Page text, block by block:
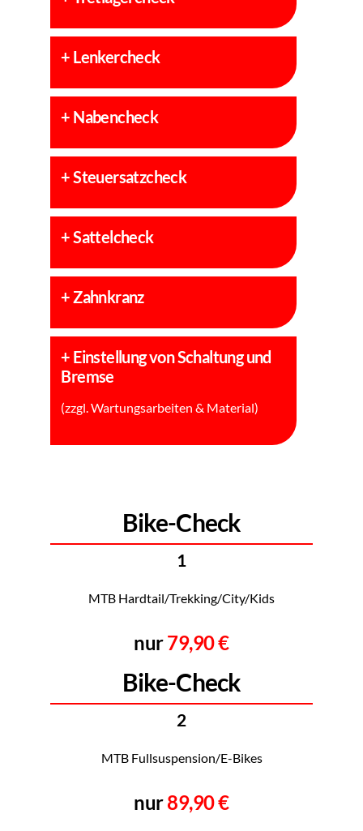
+ Lenkercheck
+ Nabencheck
+Steuersatzcheck
+Sattelcheck
+ Zahnkranz
+ Einstellung von Schaltung und
Bremse
(zzgl. Wartungsarbeiten & Material)
Bike-Check
1
MTB Hardtail/Trekking/City/Kids
nur79,90 €
Bike-Check
2
MTB Fullsuspension/E-Bikes
nur89,90 €